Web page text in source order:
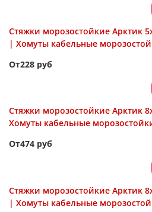
Стяжки морозостойкие Арктик
| Хомуты кабельные
От228 руб
Стяжки морозостойкие Арктик
Хомуты кабельные
От474 руб
Стяжки морозостойкие Арктик
| Хомуты кабельные